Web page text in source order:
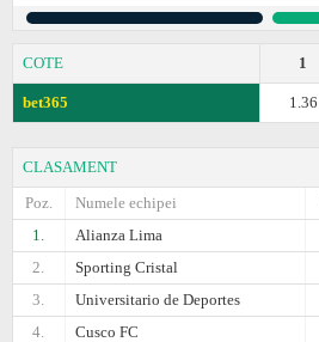
COTE 1
bet365 1.36
CLASAMENT
Poz.
Numele echipei
1.
Alianza Lima
2.
Sporting Cristal
3.
Universitario de Deportes
4.
Cusco FC